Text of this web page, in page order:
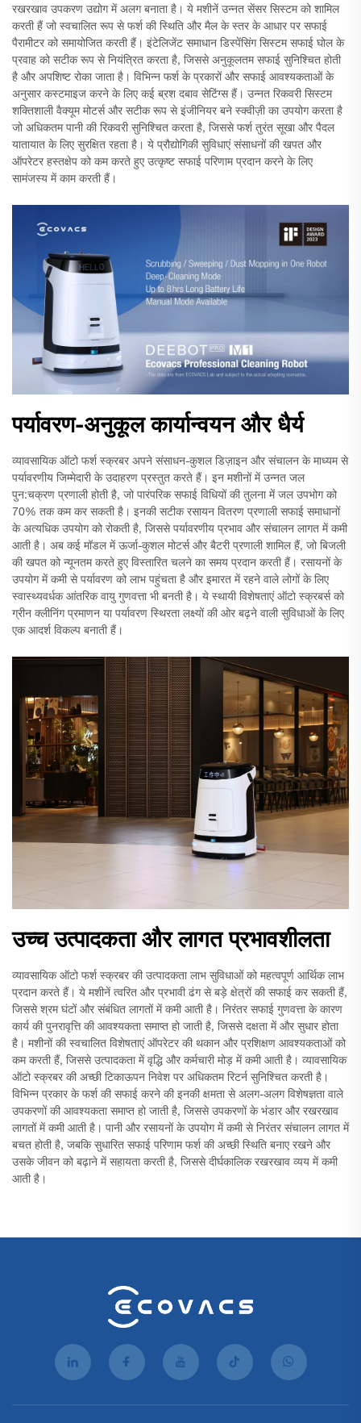
रखरखाव उपकरण उद्योग में अलग बनाता है। ये मशीनें उन्नत सेंसर सिस्टम को शामिल
करती हैं जो स्वचालित रूप से फर्श की स्थिति और मैल के स्तर के आधार पर सफाई
पैरामीटर को समायोजित करती हैं। इंटेलिजेंट समाधान डिस्पेंसिंग सिस्टम सफाई घोल के
प्रवाह को सटीक रूप से नियंत्रित करता है, जिससे अनुकूलतम सफाई सुनिश्चित होती
है और अपशिष्ट रोका जाता है। विभिन्न फर्श के प्रकारों और सफाई आवश्यकताओं के
अनुसार कस्टमाइज करने के लिए कई ब्रश दबाव सेटिंग्स हैं। उन्नत रिकवरी सिस्टम
शक्तिशाली वैक्यूम मोटर्स और सटीक रूप से इंजीनियर बने स्क्वीज़ी का उपयोग करता है
जो अधिकतम पानी की रिकवरी सुनिश्चित करता है, जिससे फर्श तुरंत सूखा और पैदल
यातायात के लिए सुरक्षित रहता है। ये प्रौद्योगिकी सुविधाएं संसाधनों की खपत और
ऑपरेटर हस्तक्षेप को कम करते हुए उत्कृष्ट सफाई परिणाम प्रदान करने के लिए
सामंजस्य में काम करती हैं।
पर्यावरण-अनुकूल कार्यान्वयन और धैर्य
व्यावसायिक ऑटो फर्श स्क्रबर अपने संसाधन-कुशल डिज़ाइन और संचालन के माध्यम से
पर्यावरणीय जिम्मेदारी के उदाहरण प्रस्तुत करते हैं। इन मशीनों में उन्नत जल
पुन:चक्रण प्रणाली होती है, जो पारंपरिक सफाई विधियों की तुलना में जल उपभोग को
70% तक कम कर सकती है। इनकी सटीक रसायन वितरण प्रणाली सफाई समाधानों
के अत्यधिक उपयोग को रोकती है, जिससे पर्यावरणीय प्रभाव और संचालन लागत में कमी
आती है। अब कई मॉडल में ऊर्जा-कुशल मोटर्स और बैटरी प्रणाली शामिल हैं, जो बिजली
की खपत को न्यूनतम करते हुए विस्तारित चलने का समय प्रदान करती हैं। रसायनों के
उपयोग में कमी से पर्यावरण को लाभ पहुंचता है और इमारत में रहने वाले लोगों के लिए
स्वास्थ्यवर्धक आंतरिक वायु गुणवत्ता भी बनती है। ये स्थायी विशेषताएं ऑटो स्क्रबर्स को
ग्रीन क्लीनिंग प्रमाणन या पर्यावरण स्थिरता लक्ष्यों की ओर बढ़ने वाली सुविधाओं के लिए
एक आदर्श विकल्प बनाती हैं।
उच्च उत्पादकता और लागत प्रभावशीलता
व्यावसायिक ऑटो फर्श स्क्रबर की उत्पादकता लाभ सुविधाओं को महत्वपूर्ण आर्थिक लाभ
प्रदान करते हैं। ये मशीनें त्वरित और प्रभावी ढंग से बड़े क्षेत्रों की सफाई कर सकती हैं,
जिससे श्रम घंटों और संबंधित लागतों में कमी आती है। निरंतर सफाई गुणवत्ता के कारण
कार्य की पुनरावृत्ति की आवश्यकता समाप्त हो जाती है, जिससे दक्षता में और सुधार होता
है। मशीनों की स्वचालित विशेषताएं ऑपरेटर की थकान और प्रशिक्षण आवश्यकताओं को
कम करती हैं, जिससे उत्पादकता में वृद्धि और कर्मचारी मोड़ में कमी आती है। व्यावसायिक
ऑटो स्क्रबर की अच्छी टिकाऊपन निवेश पर अधिकतम रिटर्न सुनिश्चित करती है।
विभिन्न प्रकार के फर्श की सफाई करने की इनकी क्षमता से अलग-अलग विशेषज्ञता वाले
उपकरणों की आवश्यकता समाप्त हो जाती है, जिससे उपकरणों के भंडार और रखरखाव
लागतों में कमी आती है। पानी और रसायनों के उपयोग में कमी से निरंतर संचालन लागत में
बचत होती है, जबकि सुधारित सफाई परिणाम फर्श की अच्छी स्थिति बनाए रखने और
उसके जीवन को बढ़ाने में सहायता करती है, जिससे दीर्घकालिक रखरखाव व्यय में कमी
आती है।